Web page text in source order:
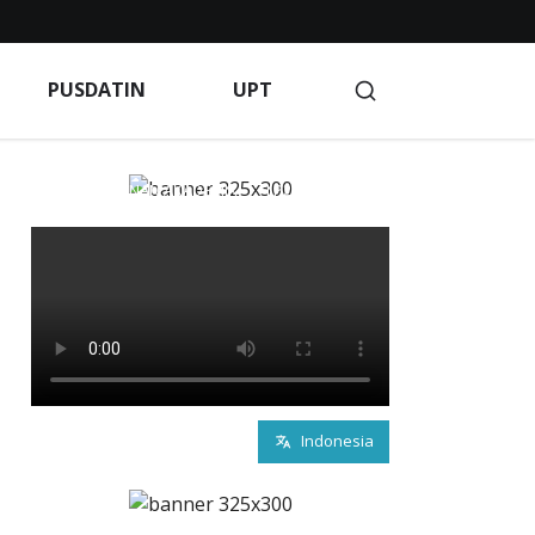
Indeks Berita
LAYANAN AKADEMIK LP2M
Privacy Policy Products
PROFILE KAMPUS
Terms of Service
Terms of Service
Indonesia
PUSDATIN UPT